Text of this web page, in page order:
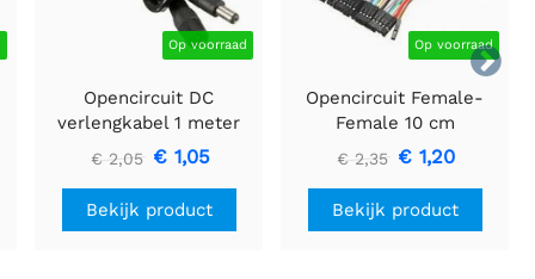

Op voorraad
Opencircuit DC
verlengkabel 1 meter
5,5mm x 2,1mm
€ 2,05 € 1,05
Bekijk product
Op voorraad
Opencircuit Female-
Female 10 cm
bandkabel 40 stuks
€ 2,35 € 1,20
Bekijk product